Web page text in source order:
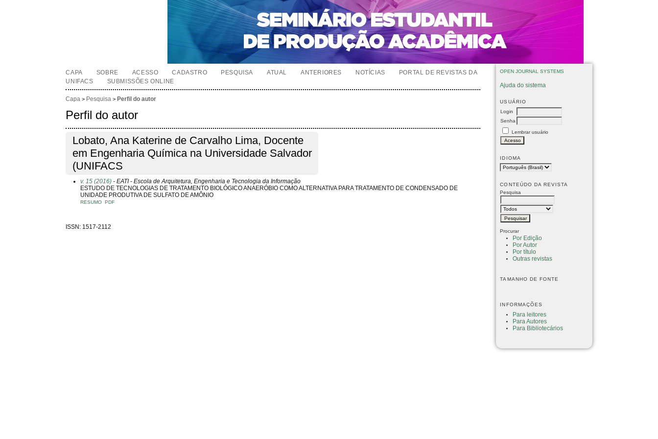
OPEN JOURNAL SYSTEMS
Ajuda do sistema
USUÁRIO
Login
Senha
Lembrar usuário
IDIOMA
CONTEÚDO DA REVISTA
Pesquisa
Procurar
Por Edição
Por Autor
Por título
Outras revistas
TAMANHO DE FONTE
INFORMAÇÕES
Para leitores
Para Autores
Para Bibliotecários
CAPA SOBRE ACESSO CADASTRO PESQUISA ATUAL ANTERIORES NOTÍCIAS
PORTAL DE REVISTAS DA
UNIFACS
SUBMISSÕES ONLINE
Capa > Pesquisa > Perfil do autor
Perfil do autor
Lobato, Ana Katerine de Carvalho Lima, Docente
em Engenharia Química na Universidade Salvador
(UNIFACS
v. 15 (2016) - EATI - Escola de Arquitetura, Engenharia e Tecnologia da Informação
ESTUDO DE TECNOLOGIAS DE TRATAMENTO BIOLÓGICO ANAERÓBIO COMO ALTERNATIVA PARA TRATAMENTO DE CONDENSADO DE
UNIDADE PRODUTIVA DE SULFATO DE AMÔNIO
RESUMO PDF
ISSN: 1517-2112